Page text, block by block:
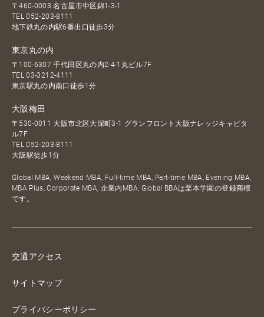
〒460-0003 名古屋市中区錦1-3-1
TEL052-203-8111
地下鉄丸の内駅6番出口徒歩3分
東京丸の内
〒100-6307 千代田区丸の内2-4-1丸ビル7F
TEL03-3212-4111
東京駅丸の内南口徒歩1分
大阪梅田
〒530-0011 大阪市北区大深町3-1 グランフロント大阪ナレッジキャピタ
ル7F
TEL052-203-8111
大阪駅徒歩1分
Global MBA, Weekend MBA, Full-time MBA, Part-time MBA, Evening MBA,
MBA Plus, Corporate MBA, 企業内MBA, Global BBAは栗本学園の登録商標
です。
交通アクセス
サイトマップ
プライバシーポリシー